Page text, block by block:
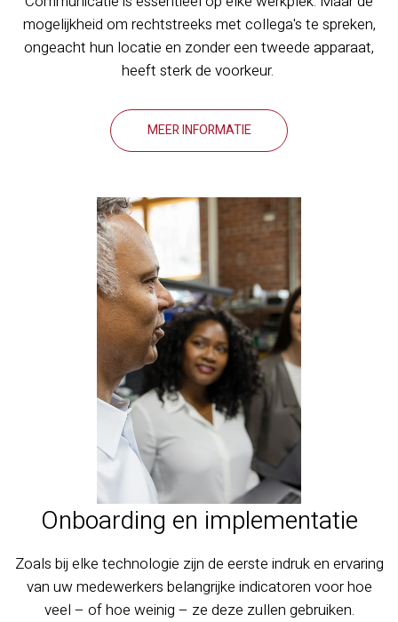
mogelijkheid om rechtstreeks met collega's te spreken,
ongeacht hun locatie en zonder een tweede apparaat,
heeft sterk de voorkeur.
MEER INFORMATIE
Onboarding en implementatie
Zoals bij elke technologie zijn de eerste indruk en ervaring
van uw medewerkers belangrijke indicatoren voor hoe
veel – of hoe weinig – ze deze zullen gebruiken.